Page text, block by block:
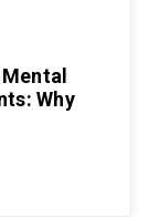
Why